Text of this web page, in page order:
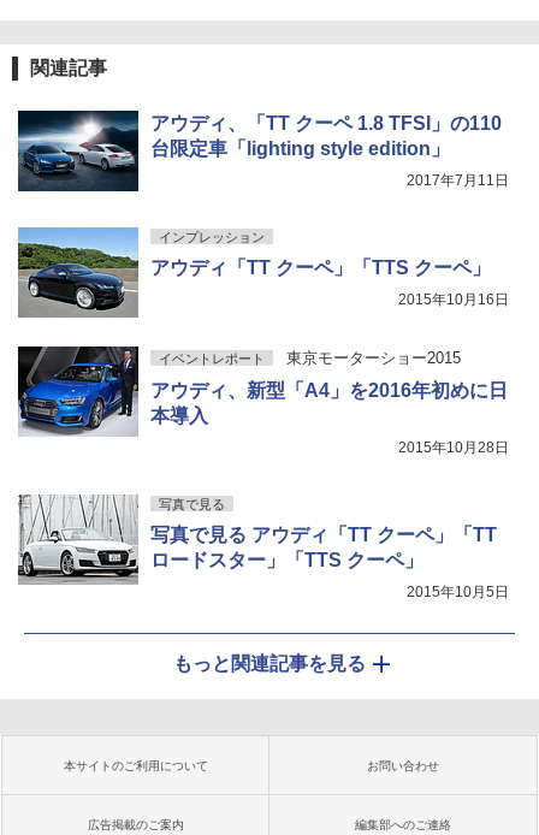
関連記事
アウディ、「TT クーペ 1.8 TFSI」の110
台限定車「lighting style edition」
2017年7月11日
インプレッション
アウディ「TT クーペ」「TTS クーペ」
2015年10月16日
イベントレポート 東京モーターショー2015
アウディ、新型「A4」を2016年初めに日
本導入
2015年10月28日
写真で見る
写真で見る アウディ「TT クーペ」「TT
ロードスター」「TTS クーペ」
2015年10月5日
もっと関連記事を見る
本サイトのご利用について お問い合わせ
広告掲載のご案内 編集部へのご連絡